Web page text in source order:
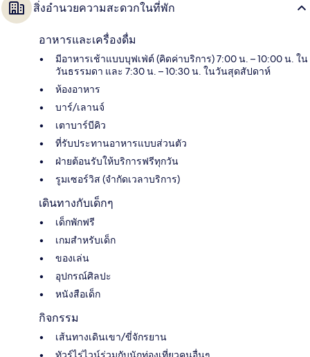
สิ่งอำนวยความสะดวกในที่พัก
อาหารและเครื่องดื่ม
มีอาหารเช้าแบบบุฟเฟ่ต์ (คิดค่าบริการ) 7:00 น. – 10:00 น. ใน
วันธรรมดา และ 7:30 น. – 10:30 น. ในวันสุดสัปดาห์
ห้องอาหาร
บาร์/เลานจ์
เตาบาร์บีคิว
ที่รับประทานอาหารแบบส่วนตัว
ฝ่ายต้อนรับให้บริการฟรีทุกวัน
รูมเซอร์วิส (จำกัดเวลาบริการ)
เดินทางกับเด็กๆ
เด็กพักฟรี
เกมสำหรับเด็ก
ของเล่น
อุปกรณ์ศิลปะ
หนังสือเด็ก
กิจกรรม
เส้นทางเดินเขา/ขี่จักรยาน